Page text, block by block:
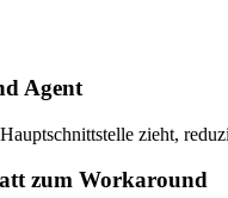
Agent
zieht,
zum Workaround